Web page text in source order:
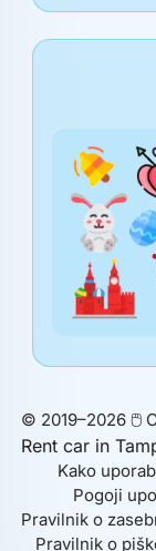
© 2019–2026 🖱️
Rent car in
Kako
Pogoji
Pravilnik o
Pravilnik o